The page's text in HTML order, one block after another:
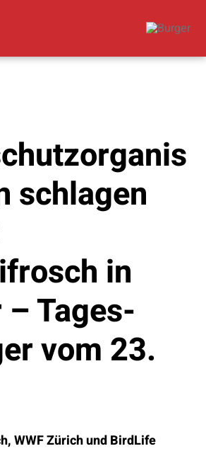
schlagen
in
Tages-
vom 23.
WWF Zürich und BirdLife